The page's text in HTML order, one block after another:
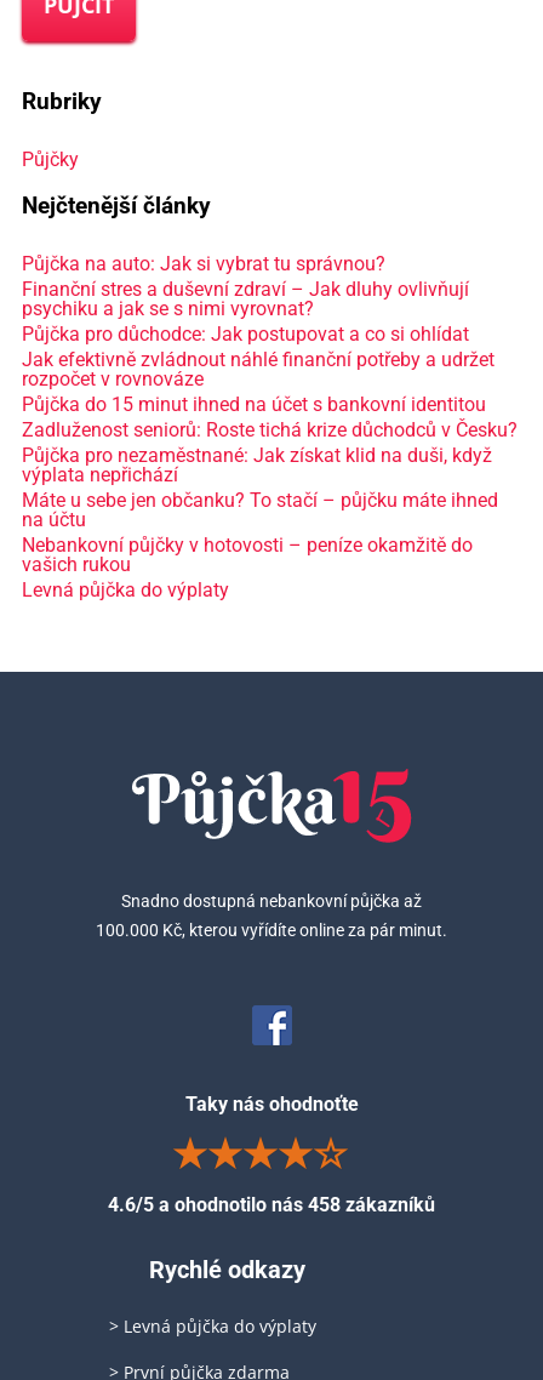
Rubriky
Půjčky
Nejčtenější články
Půjčka na auto: Jak si vybrat tu správnou?
Finanční stres a duševní zdraví – Jak dluhy ovlivňují
psychiku a jak se s nimi vyrovnat?
Půjčka pro důchodce: Jak postupovat a co si ohlídat
Jak efektivně zvládnout náhlé finanční potřeby a udržet
rozpočet v rovnováze
Půjčka do 15 minut ihned na účet s bankovní identitou
Zadluženost seniorů: Roste tichá krize důchodců v Česku?
Půjčka pro nezaměstnané: Jak získat klid na duši, když
výplata nepřichází
Máte u sebe jen občanku? To stačí – půjčku máte ihned
na účtu
Nebankovní půjčky v hotovosti – peníze okamžitě do
vašich rukou
Levná půjčka do výplaty
Snadno dostupná nebankovní půjčka až
100.000 Kč, kterou vyřídíte online za pár minut.
Taky nás ohodnoťte
4.6/5 a ohodnotilo nás 458 zákazníků
Rychlé odkazy
> Levná půjčka do výplaty
> První půjčka zdarma